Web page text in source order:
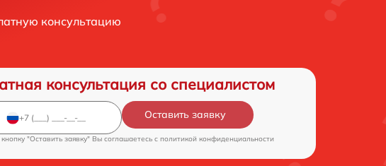
консультацию
консультация со специалистом
Оставить заявку
"Оставить заявку" Вы соглашаетесь c политикой конфиденциальности